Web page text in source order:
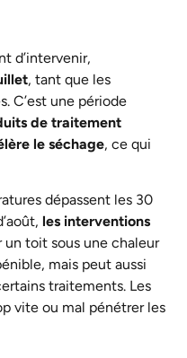
d’intervenir,
, tant que les
C’est une période
de traitement
le séchage, ce qui
dépassent les 30
les interventions
un toit sous une chaleur
mais peut aussi
traitements. Les
vite ou mal pénétrer les